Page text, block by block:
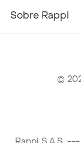
Sobre Rappi
©